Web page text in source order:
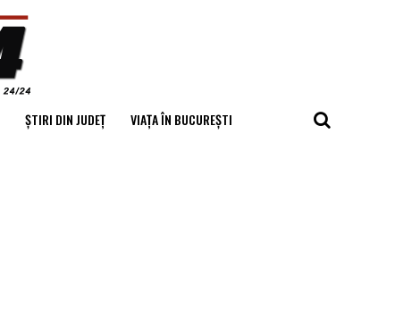
ȘTIRI DIN JUDEȚ VIAȚA ÎN BUCUREȘTI